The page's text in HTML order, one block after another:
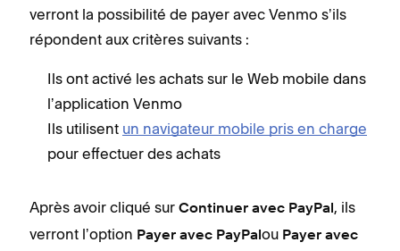
verront la possibilité de payer avec Venmo sʼils
répondent aux critères suivants :
Ils ont activé les achats sur le Web mobile dans
lʼapplication Venmo
Ils utilisent un navigateur mobile pris en charge
pour effectuer des achats
Après avoir cliqué sur Continuer avec PayPal, ils
verront lʼoption Payer avec PayPalou Payer avec